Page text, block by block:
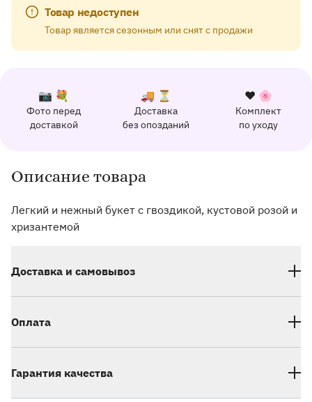
Товар недоступен
Товар является сезонным или снят с продажи
Почему выбирают Флорео
К каждому заказу прилагается:
Фото перед
доставкой
📷 💐
Доставка
без опозданий
🚚 ⏳
Комплект
по уходу
❤️ 🌸
Качественный сервис
162 отзыва с оценкой 5.0 ⭐
Информация о товаре и оказываемых услугах
Описание товара
Легкий и нежный букет с гвоздикой, кустовой розой и
хризантемой
Доставка и самовывоз
Оплата
Гарантия качества